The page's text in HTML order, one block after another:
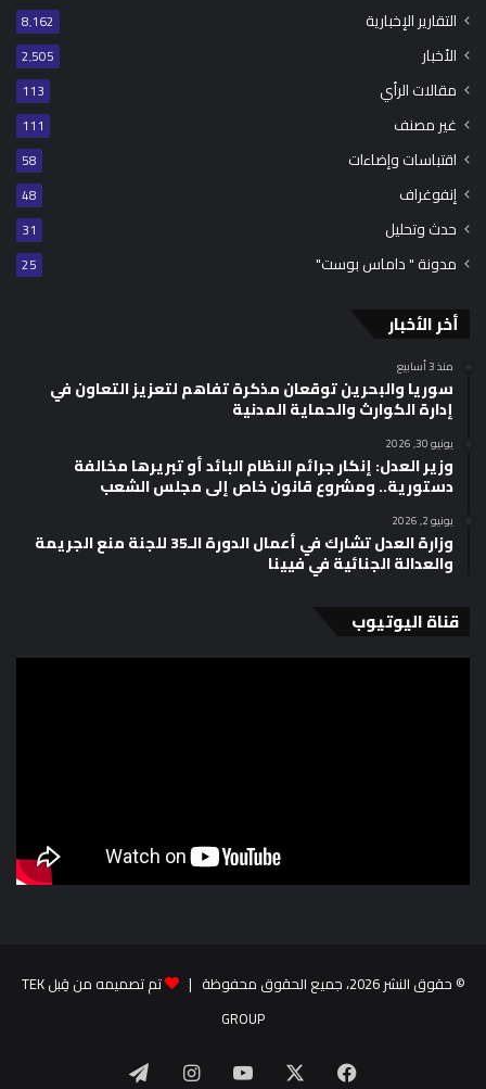
التقارير الإخبارية 8٬162
الأخبار 2٬505
مقالات الرأي 113
غير مصنف 111
اقتباسات وإضاءات 58
إنفوغراف 48
حدث وتحليل 31
مدونة " داماس بوست" 25
أخر الأخبار
منذ 3 أسابيع
سوريا والبحرين توقعان مذكرة تفاهم لتعزيز التعاون في
إدارة الكوارث والحماية المدنية
يونيو 30, 2026
وزير العدل: إنكار جرائم النظام البائد أو تبريرها مخالفة
دستورية.. ومشروع قانون خاص إلى مجلس الشعب
يونيو 2, 2026
وزارة العدل تشارك في أعمال الدورة الـ35 للجنة منع الجريمة
والعدالة الجنائية في فيينا
قناة اليوتيوب
© حقوق النشر 2026، جميع الحقوق محفوظة |
تم تصميمه من قِبل TEK
GROUP
فيسبوك ‫YouTubeانستقرامتيلقرام